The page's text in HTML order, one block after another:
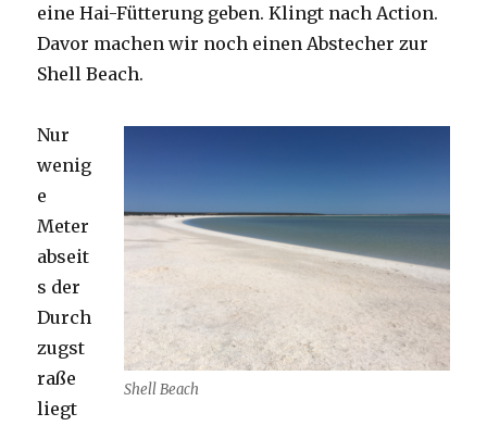
eine Hai-Fütterung geben. Klingt nach Action.
Davor machen wir noch einen Abstecher zur
Shell Beach.
Shell Beach
Nur
wenig
e
Meter
abseit
s der
Durch
zugst
raße
liegt